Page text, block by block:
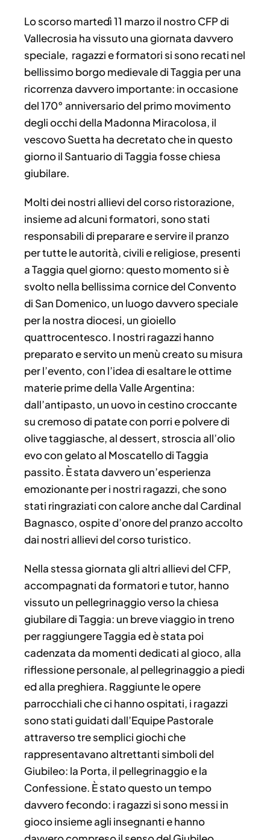
Lo scorso martedì 11 marzo il nostro CFP di
Vallecrosia ha vissuto una giornata davvero
speciale, ragazzi e formatori si sono recati nel
bellissimo borgo medievale di Taggia per una
ricorrenza davvero importante: in occasione
del 170° anniversario del primo movimento
degli occhi della Madonna Miracolosa, il
vescovo Suetta ha decretato che in questo
giorno il Santuario di Taggia fosse chiesa
giubilare.
Molti dei nostri allievi del corso ristorazione,
insieme ad alcuni formatori, sono stati
responsabili di preparare e servire il pranzo
per tutte le autorità, civili e religiose, presenti
a Taggia quel giorno: questo momento si è
svolto nella bellissima cornice del Convento
di San Domenico, un luogo davvero speciale
per la nostra diocesi, un gioiello
quattrocentesco. I nostri ragazzi hanno
preparato e servito un menù creato su misura
per l’evento, con l’idea di esaltare le ottime
materie prime della Valle Argentina:
dall’antipasto, un uovo in cestino croccante
su cremoso di patate con porri e polvere di
olive taggiasche, al dessert, stroscia all’olio
evo con gelato al Moscatello di Taggia
passito. È stata davvero un’esperienza
emozionante per i nostri ragazzi, che sono
stati ringraziati con calore anche dal Cardinal
Bagnasco, ospite d’onore del pranzo accolto
dai nostri allievi del corso turistico.
Nella stessa giornata gli altri allievi del CFP,
accompagnati da formatori e tutor, hanno
vissuto un pellegrinaggio verso la chiesa
giubilare di Taggia: un breve viaggio in treno
per raggiungere Taggia ed è stata poi
cadenzata da momenti dedicati al gioco, alla
riflessione personale, al pellegrinaggio a piedi
ed alla preghiera. Raggiunte le opere
parrocchiali che ci hanno ospitati, i ragazzi
sono stati guidati dall’Equipe Pastorale
attraverso tre semplici giochi che
rappresentavano altrettanti simboli del
Giubileo: la Porta, il pellegrinaggio e la
Confessione. È stato questo un tempo
davvero fecondo: i ragazzi si sono messi in
gioco insieme agli insegnanti e hanno